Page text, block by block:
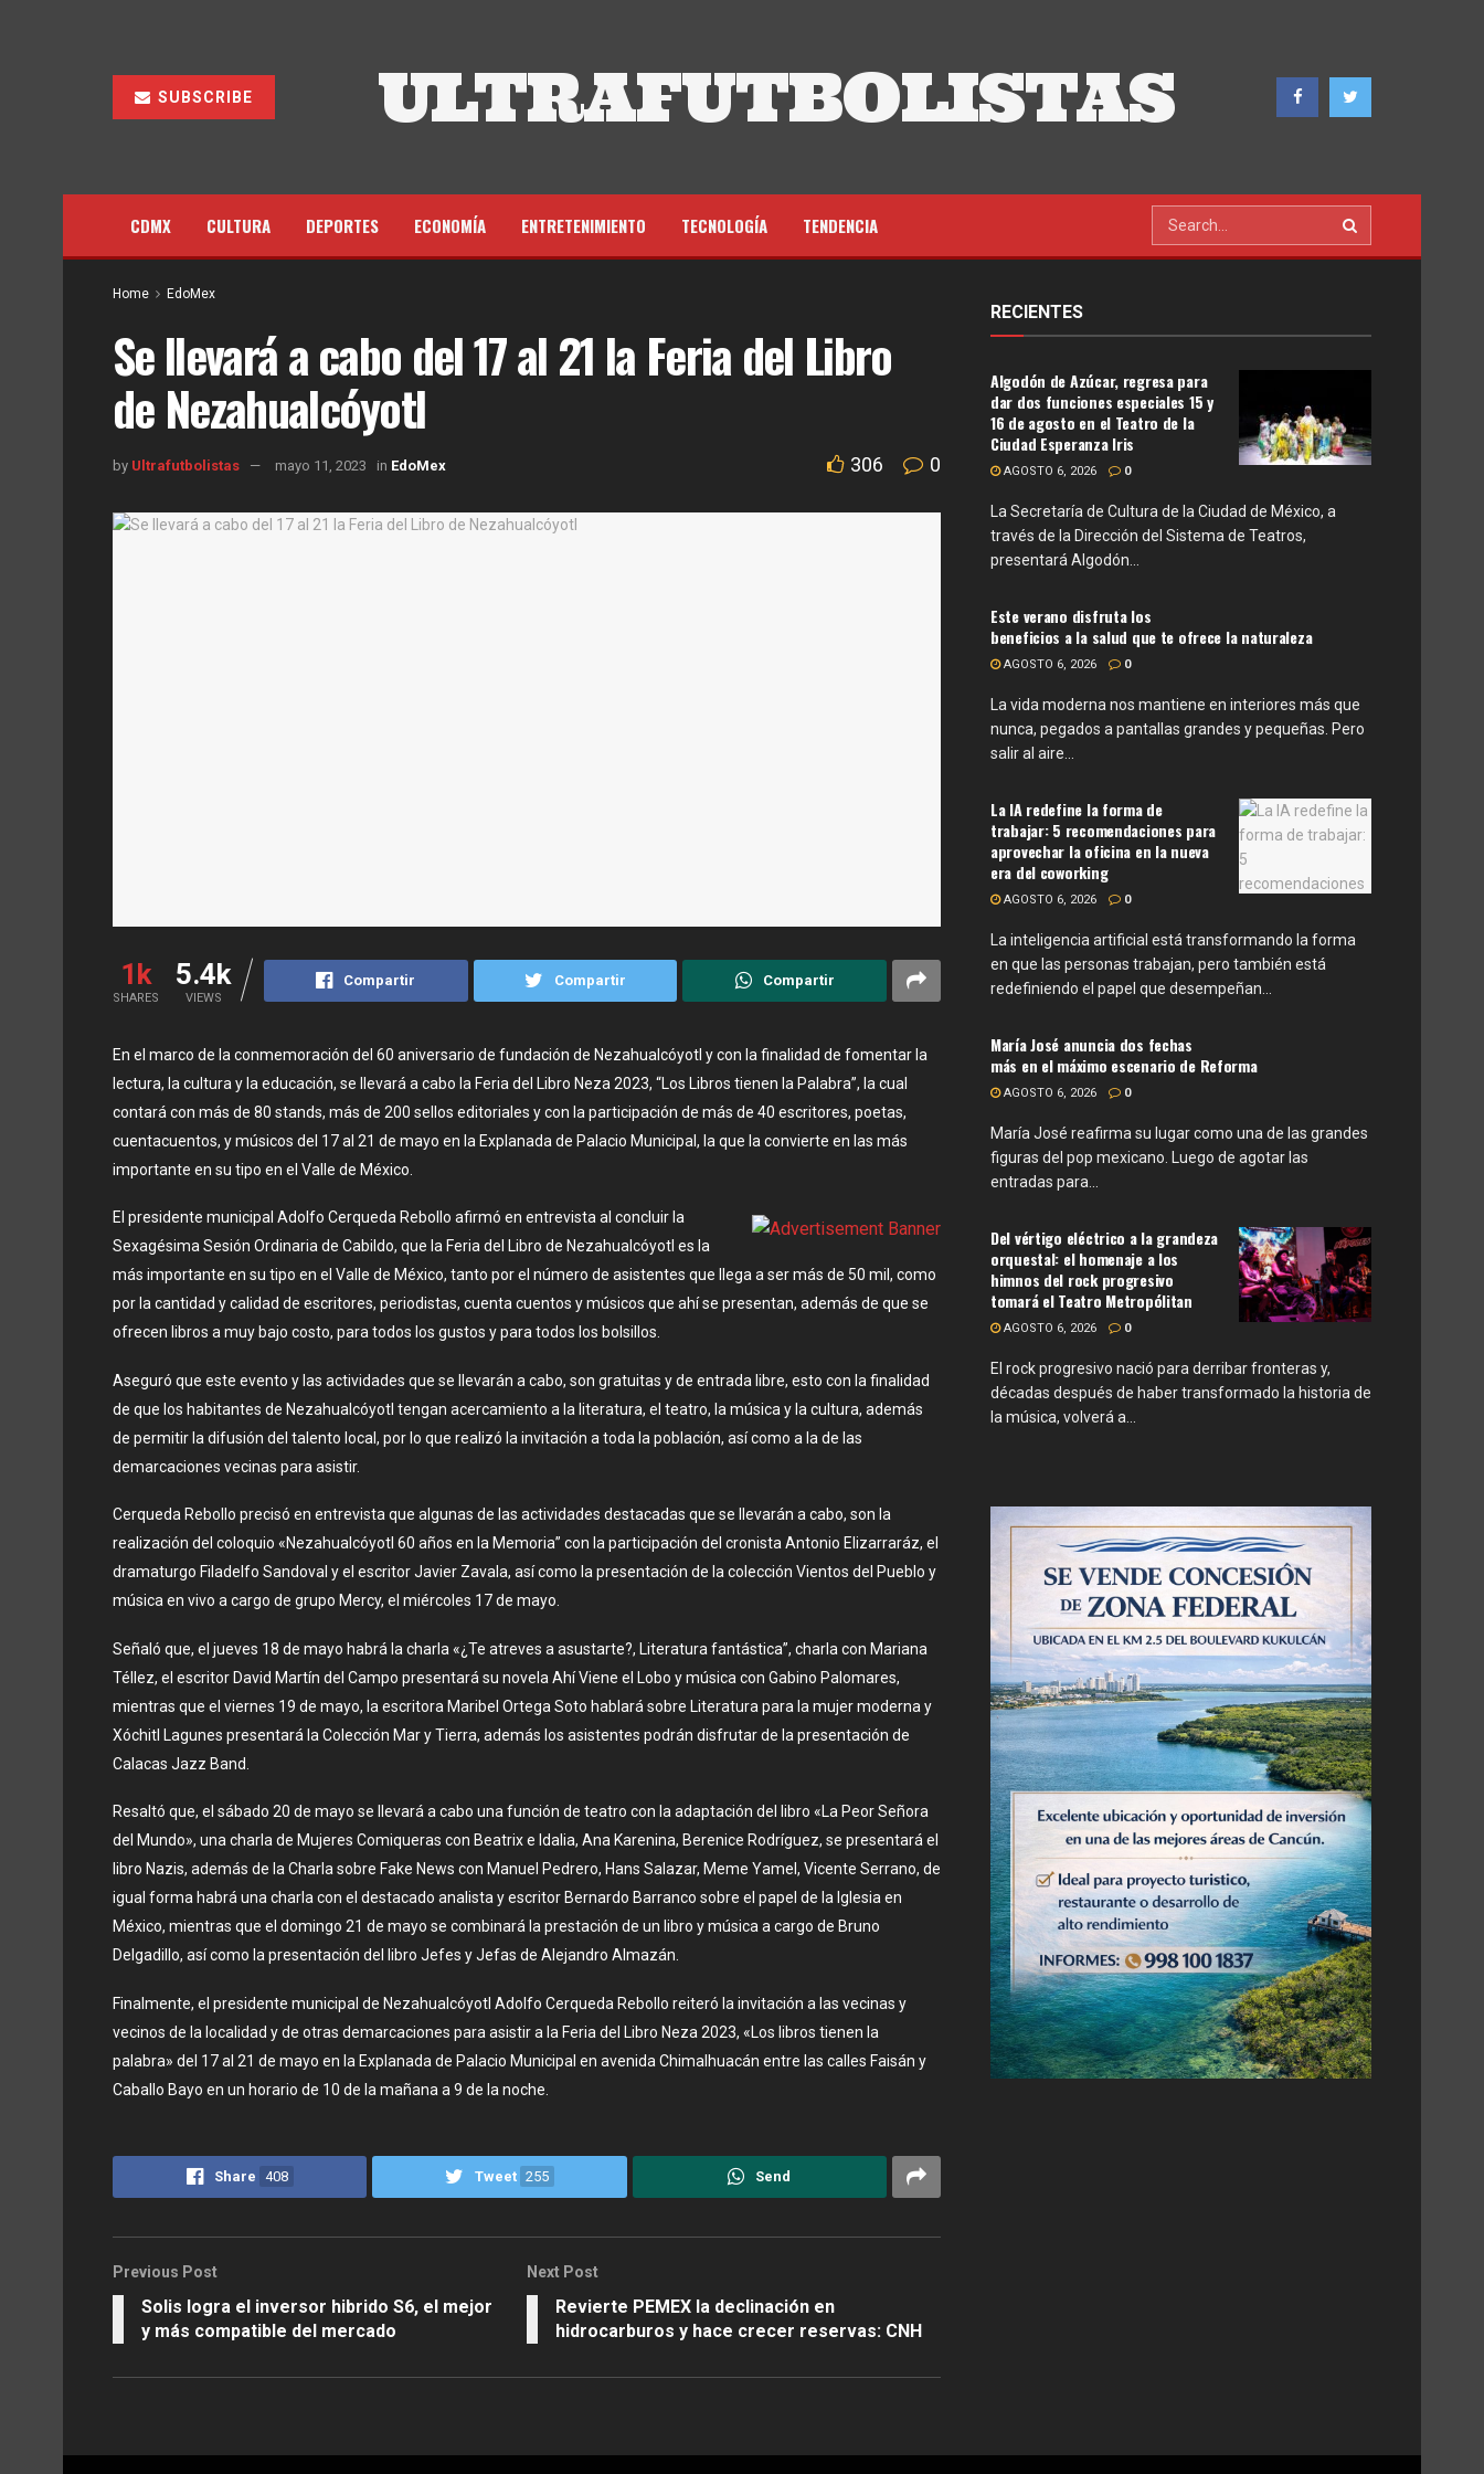
SUBSCRIBE ULTRAFUTBOLISTAS
CDMX CULTURA DEPORTES ECONOMÍA ENTRETENIMIENTO TECNOLOGÍA TENDENCIA
Home EdoMex
Se llevará a cabo del 17 al 21 la Feria del Libro
de Nezahualcóyotl
by Ultrafutbolistas mayo 11, 2023 in EdoMex 306 0
1k
SHARES
5.4k
VIEWS
Compartir Compartir Compartir
En el marco de la conmemoración del 60 aniversario de fundación de Nezahualcóyotl y con la finalidad de fomentar la
lectura, la cultura y la educación, se llevará a cabo la Feria del Libro Neza 2023, “Los Libros tienen la Palabra”, la cual
contará con más de 80 stands, más de 200 sellos editoriales y con la participación de más de 40 escritores, poetas,
cuentacuentos, y músicos del 17 al 21 de mayo en la Explanada de Palacio Municipal, la que la convierte en las más
importante en su tipo en el Valle de México.
El presidente municipal Adolfo Cerqueda Rebollo afirmó en entrevista al concluir la
Sexagésima Sesión Ordinaria de Cabildo, que la Feria del Libro de Nezahualcóyotl es la
más importante en su tipo en el Valle de México, tanto por el número de asistentes que llega a ser más de 50 mil, como
por la cantidad y calidad de escritores, periodistas, cuenta cuentos y músicos que ahí se presentan, además de que se
ofrecen libros a muy bajo costo, para todos los gustos y para todos los bolsillos.
Aseguró que este evento y las actividades que se llevarán a cabo, son gratuitas y de entrada libre, esto con la finalidad
de que los habitantes de Nezahualcóyotl tengan acercamiento a la literatura, el teatro, la música y la cultura, además
de permitir la difusión del talento local, por lo que realizó la invitación a toda la población, así como a la de las
demarcaciones vecinas para asistir.
Cerqueda Rebollo precisó en entrevista que algunas de las actividades destacadas que se llevarán a cabo, son la
realización del coloquio «Nezahualcóyotl 60 años en la Memoria” con la participación del cronista Antonio Elizarraráz, el
dramaturgo Filadelfo Sandoval y el escritor Javier Zavala, así como la presentación de la colección Vientos del Pueblo y
música en vivo a cargo de grupo Mercy, el miércoles 17 de mayo.
Señaló que, el jueves 18 de mayo habrá la charla «¿Te atreves a asustarte?, Literatura fantástica”, charla con Mariana
Téllez, el escritor David Martín del Campo presentará su novela Ahí Viene el Lobo y música con Gabino Palomares,
mientras que el viernes 19 de mayo, la escritora Maribel Ortega Soto hablará sobre Literatura para la mujer moderna y
Xóchitl Lagunes presentará la Colección Mar y Tierra, además los asistentes podrán disfrutar de la presentación de
Calacas Jazz Band.
Resaltó que, el sábado 20 de mayo se llevará a cabo una función de teatro con la adaptación del libro «La Peor Señora
del Mundo», una charla de Mujeres Comiqueras con Beatrix e Idalia, Ana Karenina, Berenice Rodríguez, se presentará el
libro Nazis, además de la Charla sobre Fake News con Manuel Pedrero, Hans Salazar, Meme Yamel, Vicente Serrano, de
igual forma habrá una charla con el destacado analista y escritor Bernardo Barranco sobre el papel de la Iglesia en
México, mientras que el domingo 21 de mayo se combinará la prestación de un libro y música a cargo de Bruno
Delgadillo, así como la presentación del libro Jefes y Jefas de Alejandro Almazán.
Finalmente, el presidente municipal de Nezahualcóyotl Adolfo Cerqueda Rebollo reiteró la invitación a las vecinas y
vecinos de la localidad y de otras demarcaciones para asistir a la Feria del Libro Neza 2023, «Los libros tienen la
palabra» del 17 al 21 de mayo en la Explanada de Palacio Municipal en avenida Chimalhuacán entre las calles Faisán y
Caballo Bayo en un horario de 10 de la mañana a 9 de la noche.
Share 408 Tweet 255 Send
Previous Post
Solis logra el inversor hibrido S6, el mejor
y más compatible del mercado
Next Post
Revierte PEMEX la declinación en
hidrocarburos y hace crecer reservas: CNH
RECIENTES
Algodón de Azúcar, regresa para
dar dos funciones especiales 15 y
16 de agosto en el Teatro de la
Ciudad Esperanza Iris
AGOSTO 6, 2026 0
La Secretaría de Cultura de la Ciudad de México, a
través de la Dirección del Sistema de Teatros,
presentará Algodón...
Este verano disfruta los
beneficios a la salud que te ofrece la naturaleza
AGOSTO 6, 2026 0
La vida moderna nos mantiene en interiores más que
nunca, pegados a pantallas grandes y pequeñas. Pero
salir al aire...
La IA redefine la forma de
trabajar: 5 recomendaciones para
aprovechar la oficina en la nueva
era del coworking
AGOSTO 6, 2026 0
La inteligencia artificial está transformando la forma
en que las personas trabajan, pero también está
redefiniendo el papel que desempeñan...
María José anuncia dos fechas
más en el máximo escenario de Reforma
AGOSTO 6, 2026 0
María José reafirma su lugar como una de las grandes
figuras del pop mexicano. Luego de agotar las
entradas para...
Del vértigo eléctrico a la grandeza
orquestal: el homenaje a los
himnos del rock progresivo
tomará el Teatro Metropólitan
AGOSTO 6, 2026 0
El rock progresivo nació para derribar fronteras y,
décadas después de haber transformado la historia de
la música, volverá a...